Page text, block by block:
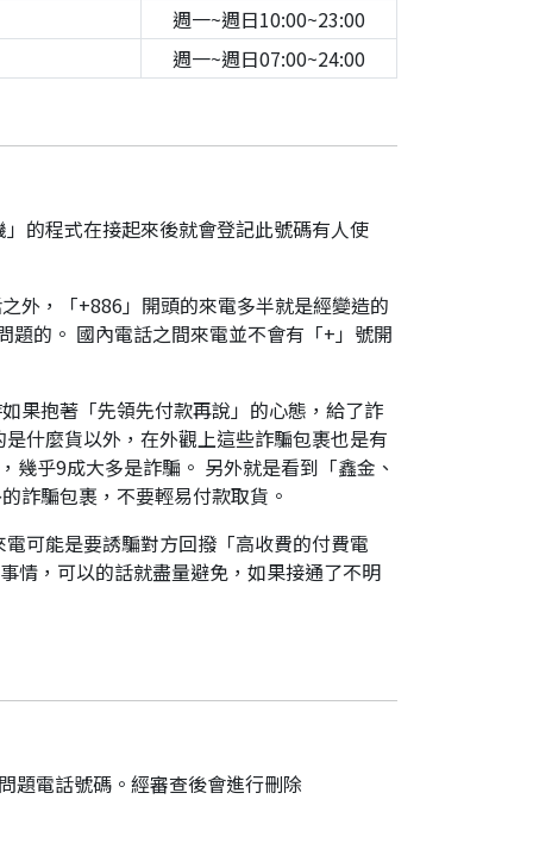
週一~週日10:00~23:00
週一~週日07:00~24:00
的程式在接起來後就會登記此號碼有人使
外，「+886」開頭的來電多半就是經變造的
的。 國內電話之間來電並不會有「+」號開
果抱著「先領先付款再說」的心態，給了詐
什麼貨以外，在外觀上這些詐騙包裹也是有
乎9成大多是詐騙。 另外就是看到「鑫金、
詐騙包裹，不要輕易付款取貨。
可能是要誘騙對方回撥「高收費的付費電
情，可以的話就盡量避免，如果接通了不明
題電話號碼。經審查後會進行刪除